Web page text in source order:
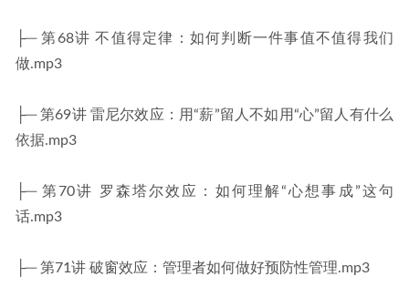
├─ 第68讲 不值得定律：如何判断一件事值不值得我们
做.mp3
├─ 第69讲 雷尼尔效应：用“薪”留人不如用“心”留人有什么
依据.mp3
├─ 第70讲 罗森塔尔效应：如何理解“心想事成”这句
话.mp3
├─ 第71讲 破窗效应：管理者如何做好预防性管理.mp3